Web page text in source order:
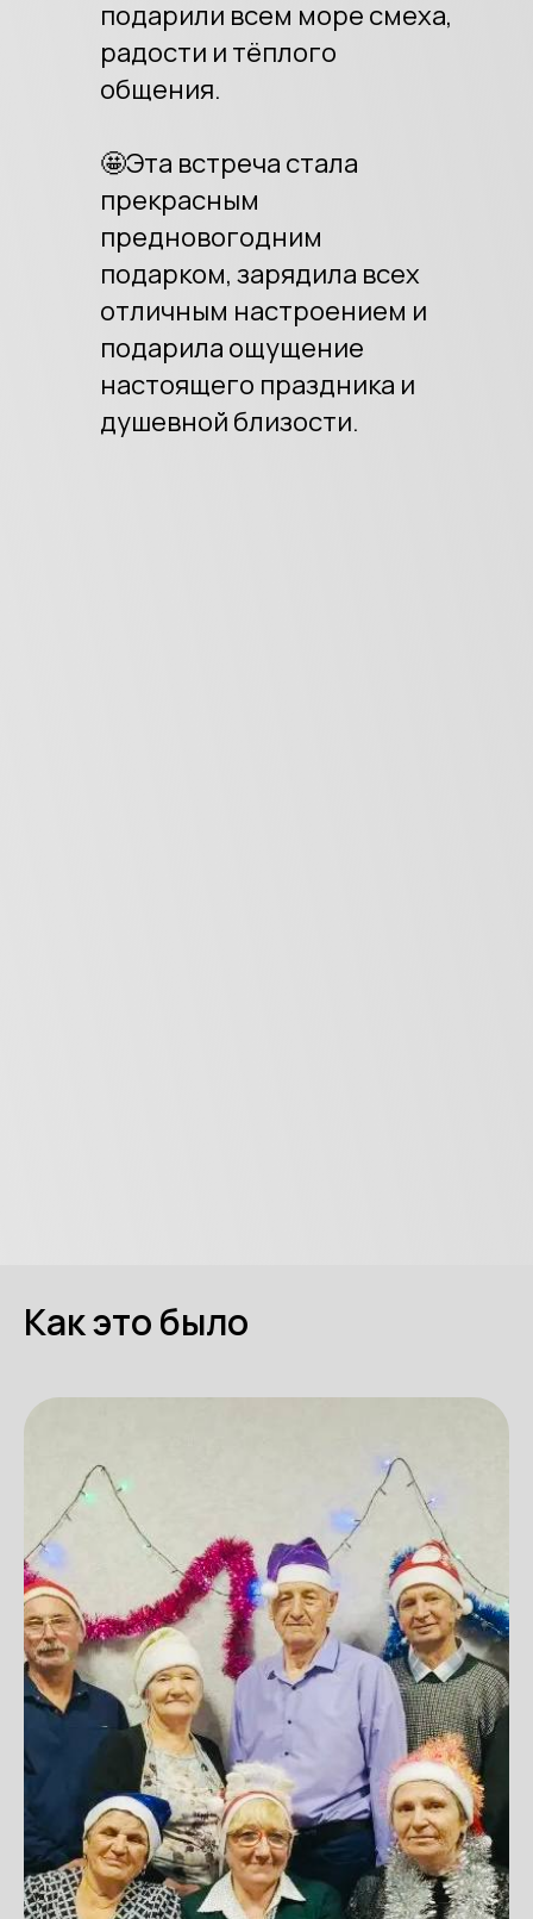
подарили всем море смеха,
радости и тёплого
общения.
🤩Эта встреча стала
прекрасным
предновогодним
подарком, зарядила всех
отличным настроением и
подарила ощущение
настоящего праздника и
душевной близости.
Как это было